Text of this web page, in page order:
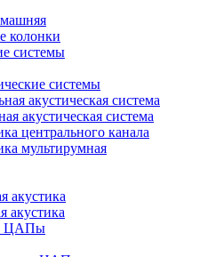
колонки
системы
системы
акустическая система
акустическая система
центрального канала
мультирумная
акустика
акустика
ЦАПы